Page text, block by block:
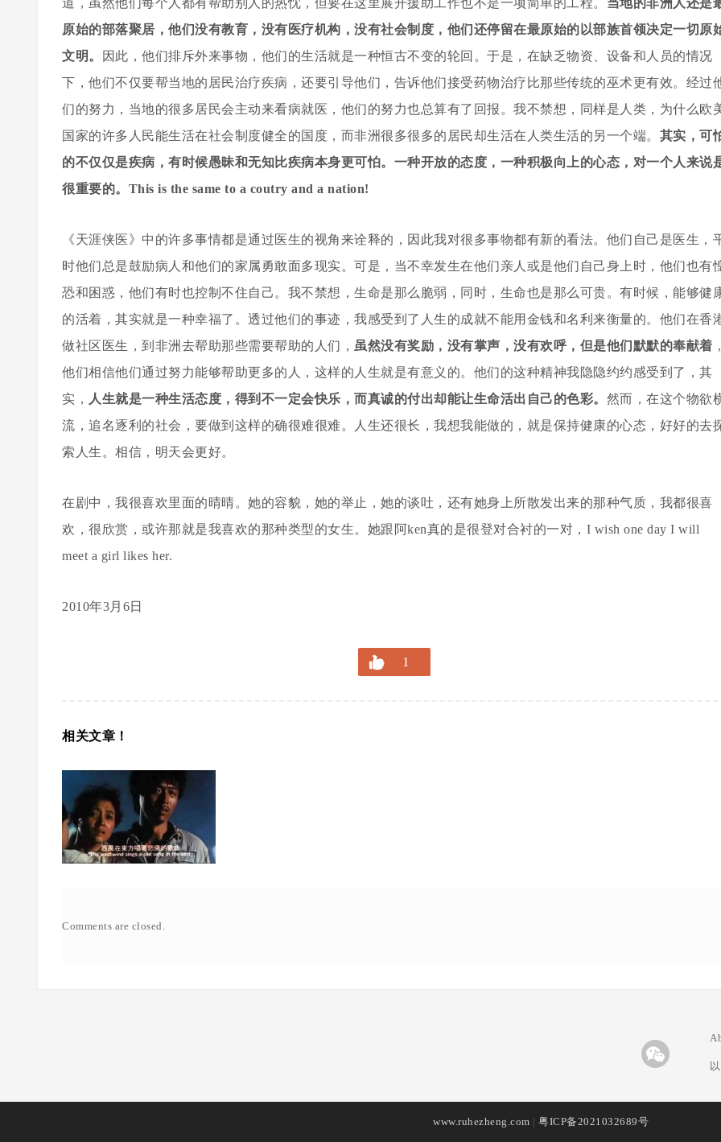
道，虽然他们每个人都有帮助别人的热忱，但要在这里展开援助工作也不是一项简单的工程。 当地的非洲人还是
原始的部落聚居，他们没有教育，没有医疗机构，没有社会制度，他们还停留在最原始的以部族首领决定一切原
文明。
因此，他们排斥外来事物，他们的生活就是一种恒古不变的轮回。于是，在缺乏物资、设备和人员的情况
下，他们不仅要帮当地的居民治疗疾病，还要引导他们，告诉他们接受药物治疗比那些传统的巫术更有效。经过
们的努力，当地的很多居民会主动来看病就医，他们的努力也总算有了回报。我不禁想，同样是人类，为什么欧
国家的许多人民能生活在社会制度健全的国度，而非洲很多很多的居民却生活在人类生活的另一个端。 其实，可
的不仅仅是疾病，有时候愚昧和无知比疾病本身更可怕。一种开放的态度，一种积极向上的心态，对一个人来说
很重要的。This is the same to a coutry and a nation!
《天涯侠医》中的许多事情都是通过医生的视角来诠释的，因此我对很多事物都有新的看法。他们自己是医生，
时他们总是鼓励病人和他们的家属勇敢面多现实。可是，当不幸发生在他们亲人或是他们自己身上时，他们也有
恐和困惑，他们有时也控制不住自己。我不禁想，生命是那么脆弱，同时，生命也是那么可贵。有时候，能够健
的活着，其实就是一种幸福了。透过他们的事迹，我感受到了人生的成就不能用金钱和名利来衡量的。他们在香
做社区医生，到非洲去帮助那些需要帮助的人们， 虽然没有奖励，没有掌声，没有欢呼，但是他们默默的奉献着
他们相信他们通过努力能够帮助更多的人，这样的人生就是有意义的。他们的这种精神我隐隐约约感受到了，其
实， 人生就是一种生活态度，得到不一定会快乐，而真诚的付出却能让生命活出自己的色彩。 然而，在这个物欲
流，追名逐利的社会，要做到这样的确很难很难。人生还很长，我想我能做的，就是保持健康的心态，好好的去
索人生。相信，明天会更好。
在剧中，我很喜欢里面的晴晴。她的容貌，她的举止，她的谈吐，还有她身上所散发出来的那种气质，我都很喜
欢，很欣赏，或许那就是我喜欢的那种类型的女生。她跟阿ken真的是很登对合衬的一对，I wish one day I will
meet a girl likes her.
2010年3月6日
1
相关文章！
Comments are closed.
www.ruhezheng.com | 粤ICP备2021032689号